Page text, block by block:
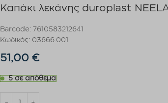
Καπάκι λεκάνης duroplast
Barcode: 7610583212641
Κωδικός: 03666.001
51,00 €
5 σε απόθεμα